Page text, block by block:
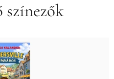
színezők